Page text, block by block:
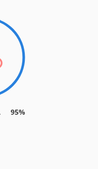
95%